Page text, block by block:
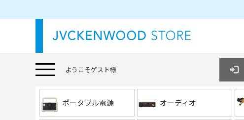
ようこそゲスト様
ポータブル電源 オーディオ